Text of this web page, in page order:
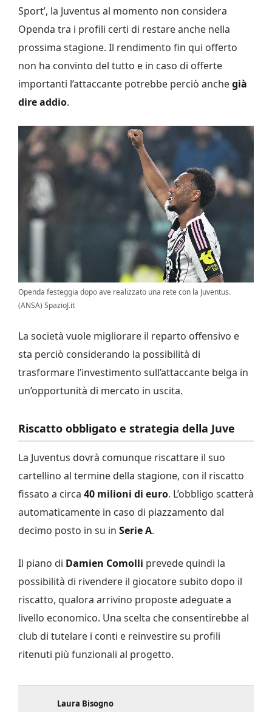
Sport’, la Juventus al momento non considera
Openda tra i profili certi di restare anche nella
prossima stagione. Il rendimento fin qui offerto
non ha convinto del tutto e in caso di offerte
importanti l’attaccante potrebbe perciò anchegià
dire addio.
Openda festeggia dopo ave realizzato una rete con la Juventus.
(ANSA) SpazioJ.it
La società vuole migliorare il reparto offensivo e
sta perciò considerando la possibilità di
trasformare l’investimento sull’attaccante belga in
un’opportunità di mercato in uscita.
Riscatto obbligato e strategia della Juve
La Juventus dovrà comunque riscattare il suo
cartellino al termine della stagione, con il riscatto
fissato a circa 40 milioni di euro. L’obbligo scatterà
automaticamente in caso di piazzamento dal
decimo posto in su in Serie A.
Il piano di Damien Comolli prevede quindi la
possibilità di rivendere il giocatore subito dopo il
riscatto, qualora arrivino proposte adeguate a
livello economico. Una scelta che consentirebbe al
club di tutelare i conti e reinvestire su profili
ritenuti più funzionali al progetto.
Laura Bisogno